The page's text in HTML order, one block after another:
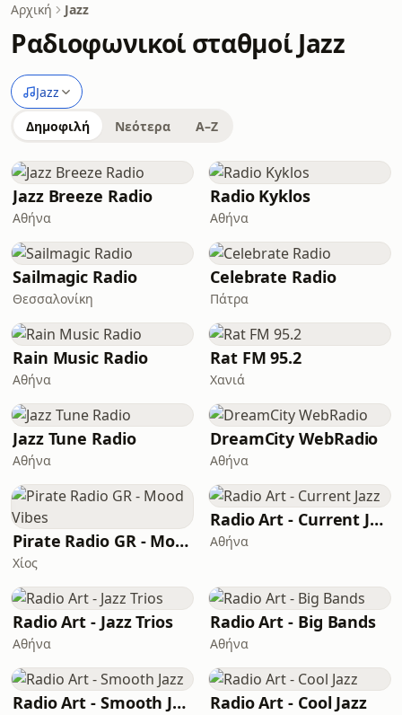
Αρχική Jazz
Ραδιοφωνικοί σταθμοί Jazz
Jazz
Δημοφιλή Νεότερα A–Z
Jazz Breeze Radio
Αθήνα
Radio Kyklos
Αθήνα
Sailmagic Radio
Θεσσαλονίκη
Celebrate Radio
Πάτρα
Rain Music Radio
Αθήνα
Rat FM 95.2
Χανιά
Jazz Tune Radio
Αθήνα
DreamCity WebRadio
Αθήνα
Pirate Radio GR - Mood Vibes
Χίος
Radio Art - Current Jazz
Αθήνα
Radio Art - Jazz Trios
Αθήνα
Radio Art - Big Bands
Αθήνα
Radio Art - Smooth Jazz Radio Art - Cool Jazz